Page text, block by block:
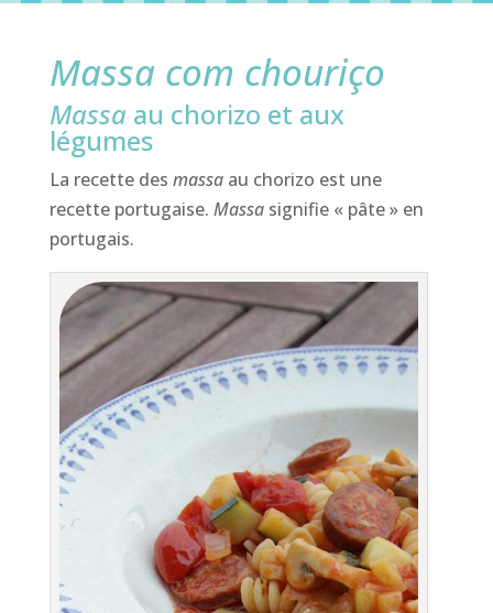
Massa com chouriço
Massaau chorizo et aux
légumes
La recette des massaau chorizo est une
recette portugaise. Massasignifie « pâte » en
portugais.